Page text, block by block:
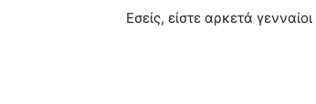
Εσείς, είστε αρκετά